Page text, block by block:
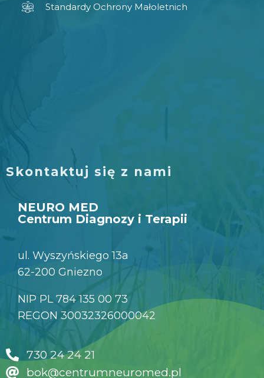
Standardy Ochrony Małoletnich
Skontaktuj się z nami
NEURO MED
Centrum Diagnozy i Terapii
ul. Wyszyńskiego 13a
62-200 Gniezno
NIP PL 784 135 00 73
REGON 30032326000042
730 24 24 21
bok@centrumneuromed.pl